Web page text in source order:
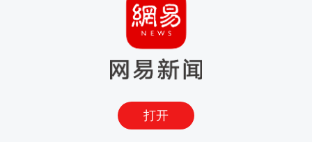
打开